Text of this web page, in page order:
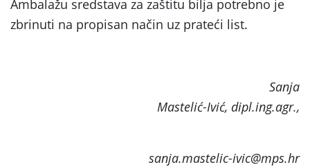
Ambalažu sredstava za zaštitu bilja potrebno je
zbrinuti na propisan način uz prateći list.
Sanja
Mastelić-Ivić, dipl.ing.agr.,
sanja.mastelic-ivic@mps.hr